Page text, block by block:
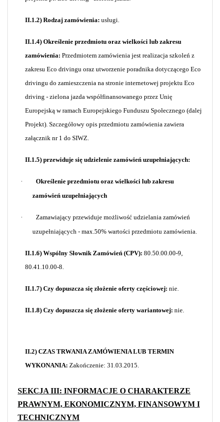
II.1.2) Rodzaj zamówienia: usługi.
II.1.4) Określenie przedmiotu oraz wielkości lub zakresu
zamówienia: Przedmiotem zamówienia jest realizacja szkoleń z
zakresu Eco drivingu oraz utworzenie poradnika dotyczącego Eco
drivingu do zamieszczenia na stronie internetowej projektu Eco
driving - zielona jazda współfinansowanego przez Unię
Europejską w ramach Europejskiego Funduszu Społecznego (dalej
Projekt). Szczegółowy opis przedmiotu zamówienia zawiera
załącznik nr 1 do SIWZ.
II.1.5) przewiduje się udzielenie zamówień uzupełniających:
·
Określenie przedmiotu oraz wielkości lub zakresu
zamówień uzupełniających
·
Zamawiający przewiduje możliwość udzielania zamówień
uzupełniających - max.50% wartości przedmiotu zamówienia.
II.1.6) Wspólny Słownik Zamówień (CPV): 80.50.00.00-9,
80.41.10.00-8.
II.1.7) Czy dopuszcza się złożenie oferty częściowej: nie.
II.1.8) Czy dopuszcza się złożenie oferty wariantowej: nie.
II.2) CZAS TRWANIA ZAMÓWIENIA LUB TERMIN
WYKONANIA: Zakończenie: 31.03.2015.
SEKCJA III: INFORMACJE O CHARAKTERZE
PRAWNYM, EKONOMICZNYM, FINANSOWYM I
TECHNICZNYM